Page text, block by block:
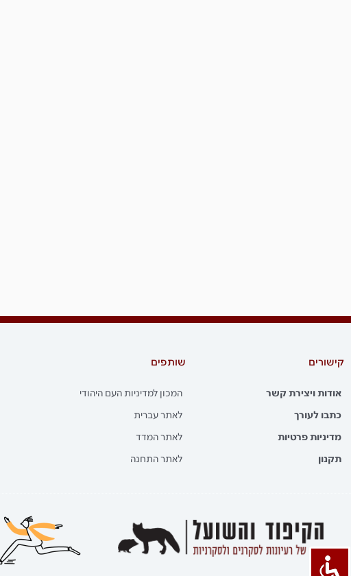
קישורים
אודות ויצירת קשר
כתבו לעורך
מדיניות פרטיות
תקנון
שותפים
המכון למדיניות העם היהודי
לאתר עברית
לאתר המדד
לאתר התחנה